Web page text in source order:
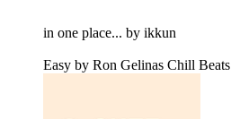
in one place... by ikkun
Easy by Ron Gelinas Chill Beats